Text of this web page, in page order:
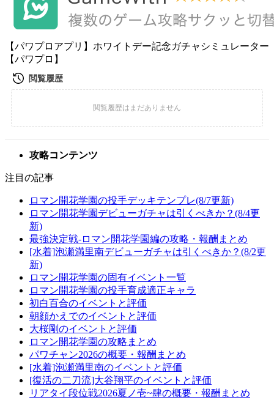
【パワプロアプリ】ホワイトデー記念ガチャシミュレーター
【パワプロ】
攻略コンテンツ
注目の記事
ロマン開花学園の投手デッキテンプレ(8/7更新)
ロマン開花学園デビューガチャは引くべきか？(8/4更
新)
最強決定戦-ロマン開花学園編の攻略・報酬まとめ
[水着]泡瀬満里南デビューガチャは引くべきか？(8/2更
新)
ロマン開花学園の固有イベント一覧
ロマン開花学園の投手育成適正キャラ
初白百合のイベントと評価
朝顔かえでのイベントと評価
大桜剛のイベントと評価
ロマン開花学園の攻略まとめ
パワチャン2026の概要・報酬まとめ
[水着]泡瀬満里南のイベントと評価
[復活の二刀流]大谷翔平のイベントと評価
リアタイ段位戦2026夏ノ壱~肆の概要・報酬まとめ